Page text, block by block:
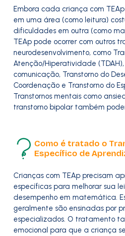
Embora cada criança com
em uma área (como leitura)
dificuldades em outra (como
TEAp pode ocorrer com outros
neurodesenvolvimento, como
Atenção/Hiperatividade
comunicação, Transtorno do
Coordenação e Transtorno do
Transtornos mentais como
transtorno bipolar também
Como é tratado o
Específico de
Crianças com TEAp precisam
específicas para melhorar sua
desempenho em matemática.
geralmente são ensinadas por
especializados. O tratamento
emocional para que a criança